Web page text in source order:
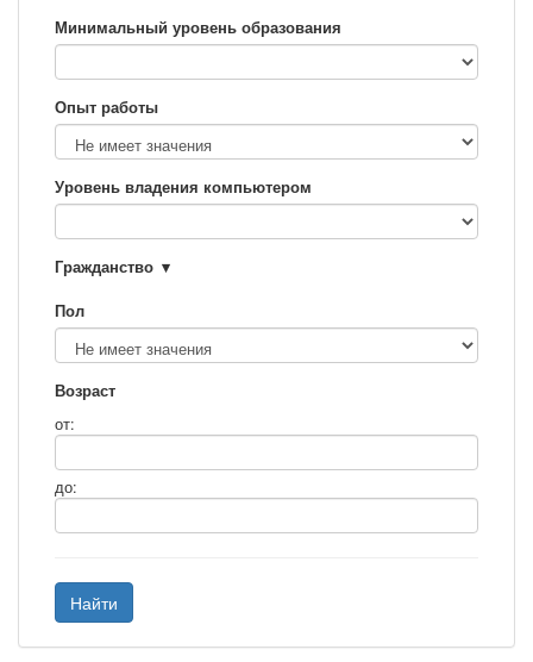
Минимальный уровень образования
Опыт работы
Уровень владения компьютером
Гражданство
Пол
Возраст
от:
до:
Найти